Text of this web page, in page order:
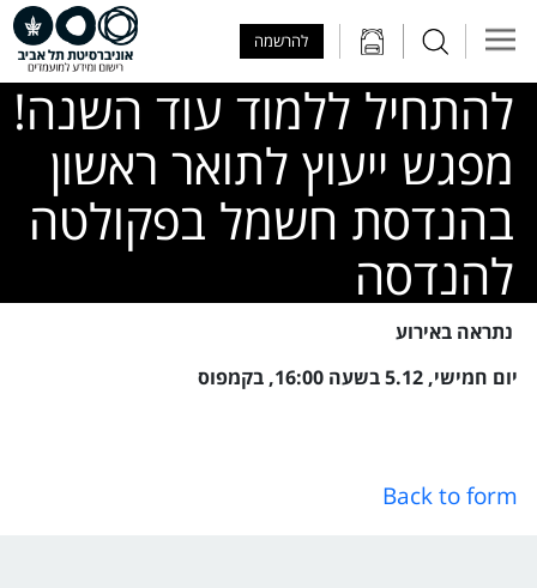
להרשמה
להתחיל ללמוד עוד השנה!
מפגש ייעוץ לתואר ראשון
בהנדסת חשמל בפקולטה
להנדסה
נתראה באירוע
יום חמישי, 5.12 בשעה 16:00, בקמפוס
Back to form